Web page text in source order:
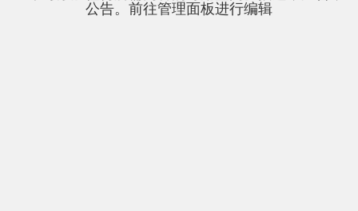
公告。前往管理面板进行编辑